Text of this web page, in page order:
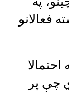
فعالانو
چې پر